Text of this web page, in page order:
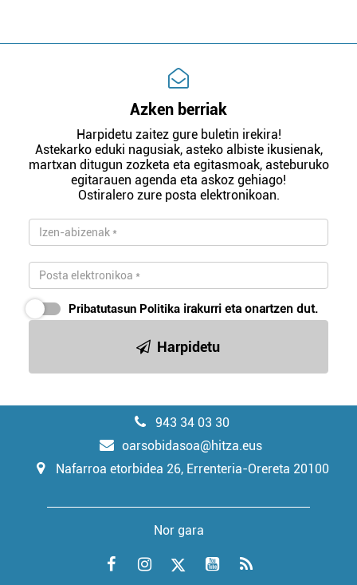
Azken berriak
Harpidetu zaitez gure buletin irekira!
Astekarko eduki nagusiak, asteko albiste ikusienak,
martxan ditugun zozketa eta egitasmoak, asteburuko
egitarauen agenda eta askoz gehiago!
Ostiralero zure posta elektronikoan.
Pribatutasun Politika irakurri eta onartzen dut.
Harpidetu
943 34 03 30
oarsobidasoa@hitza.eus
Nafarroa etorbidea 26, Errenteria-Orereta 20100
Nor gara